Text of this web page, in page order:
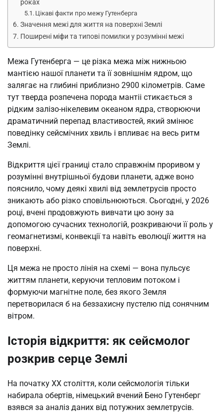
роках
Цікаві факти про межу Гутенберга
Значення межі для життя на поверхні Землі
Поширені міфи та типові помилки у розумінні межі
Межа Гутенберга — це різка межа між нижньою
мантією нашої планети та її зовнішнім ядром, що
залягає на глибині приблизно 2900 кілометрів. Саме
тут тверда розпечена порода мантіі стикається з
рідким залізо-нікелевим океаном ядра, створюючи
драматичний перепад властивостей, який змінює
поведінку сейсмічних хвиль і впливає на весь ритм
Землі.
Відкриття цієї границі стало справжнім проривом у
розумінні внутрішньої будови планети, адже воно
пояснило, чому деякі хвилі від землетрусів просто
зникають або різко сповільнюються. Сьогодні, у 2026
році, вчені продовжують вивчати цю зону за
допомогою сучасних технологій, розкриваючи її роль у
геомагнетизмі, конвекції та навіть еволюції життя на
поверхні.
Ця межа не просто лінія на схемі — вона пульсує
життям планети, керуючи тепловим потоком і
формуючи магнітне поле, без якого Земля
перетворилася б на беззахисну пустелю під сонячним
вітром.
Історія відкриття: як сейсмолог
розкрив серце Землі
На початку XX століття, коли сейсмологія тільки
набирала обертів, німецький вчений Бено Гутенберг
взявся за аналіз даних від потужних землетрусів.